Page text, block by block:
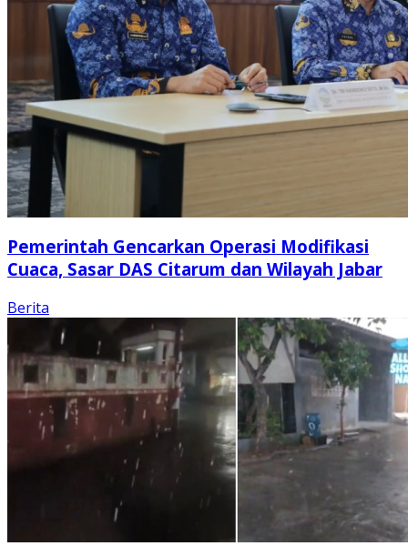
Pemerintah Gencarkan Operasi Modifikasi
Cuaca, Sasar DAS Citarum dan Wilayah Jabar
Berita